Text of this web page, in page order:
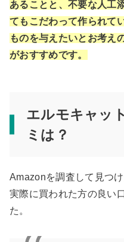
あることと、不要な人工
てもこだわって作られて
ものを与えたいとお考え
がおすすめです。
エルモキャッ
ミは？
Amazonを調査して見つ
実際に買われた方の良い
た。